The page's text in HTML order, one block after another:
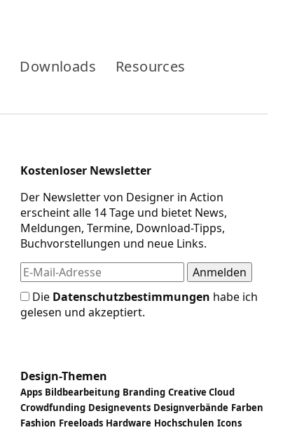
Downloads Resources
Kostenloser Newsletter
Der Newsletter von Designer in Action
erscheint alle 14 Tage und bietet News,
Meldungen, Termine, Download-Tipps,
Buchvorstellungen und neue Links.
Die Datenschutzbestimmungen habe ich
gelesen und akzeptiert.
Design-Themen
Apps Bildbearbeitung Branding Creative Cloud
Crowdfunding Designevents Designverbände Farben
Fashion Freeloads Hardware Hochschulen Icons